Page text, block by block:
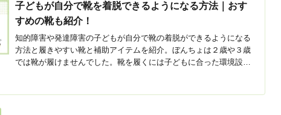
子どもが自分で靴を着脱できるようになる方法｜おす
すめの靴も紹介！
知的障害や発達障害の子どもが自分で靴の着脱ができるようになる
方法と履きやすい靴と補助アイテムを紹介。ぼんちょは２歳や３歳
では靴が履けませんでした。靴を履くには子どもに合った環境設定